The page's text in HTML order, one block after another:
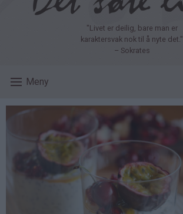
"Livet er deilig, bare man er
karaktersvak nok til å nyte det."
– Sokrates
Meny